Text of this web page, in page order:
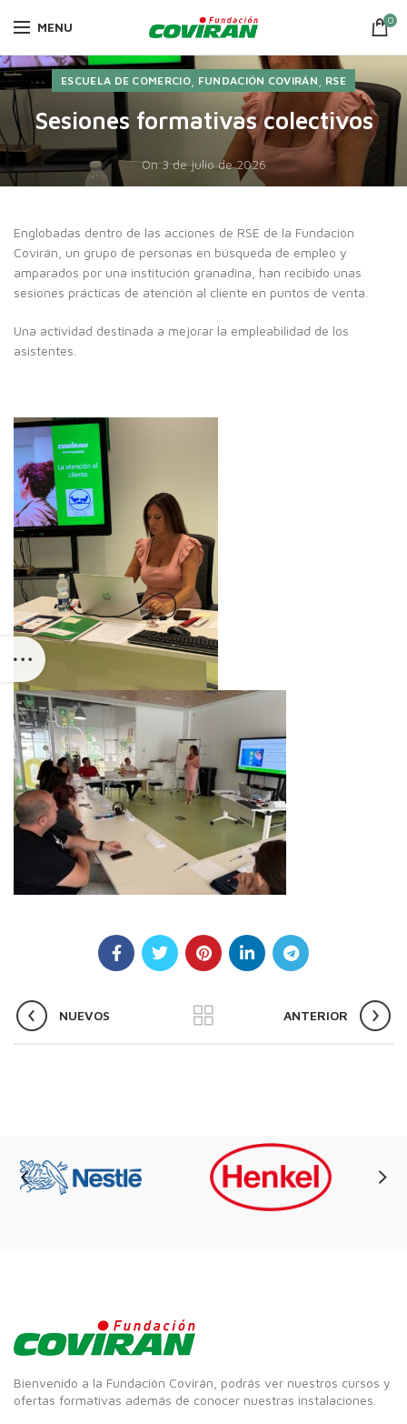
MENU 0
ESCUELA DE COMERCIO, FUNDACIÓN COVIRÁN RSE
Sesiones formativas colectivos
On 3 de julio de 2026
Englobadas dentro de las acciones de RSE de la Fundación
Covirán, un grupo de personas en búsqueda de empleo y
amparados por una institución granadina, han recibido unas
sesiones prácticas de atención al cliente en puntos de venta.
Una actividad destinada a mejorar la empleabilidad de los
asistentes.
NUEVOS ANTERIOR
Bienvenido a la Fundación Covirán, podrás ver nuestros cursos y
ofertas formativas además de conocer nuestras instalaciones.